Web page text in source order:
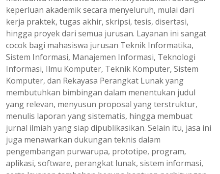
keperluan akademik secara menyeluruh, mulai dari
kerja praktek, tugas akhir, skripsi, tesis, disertasi,
hingga proyek dari semua jurusan. Layanan ini sangat
cocok bagi mahasiswa jurusan Teknik Informatika,
Sistem Informasi, Manajemen Informasi, Teknologi
Informasi, Ilmu Komputer, Teknik Komputer, Sistem
Komputer, dan Rekayasa Perangkat Lunak yang
membutuhkan bimbingan dalam menentukan judul
yang relevan, menyusun proposal yang terstruktur,
menulis laporan yang sistematis, hingga membuat
jurnal ilmiah yang siap dipublikasikan. Selain itu, jasa ini
juga menawarkan dukungan teknis dalam
pengembangan purwarupa, prototipe, program,
aplikasi, software, perangkat lunak, sistem informasi,